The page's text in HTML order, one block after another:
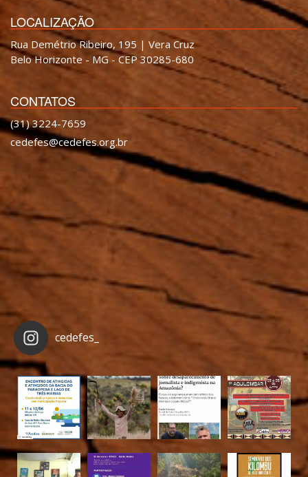
LOCALIZAÇÃO
Rua Demétrio Ribeiro, 195 | Vera Cruz
Belo Horizonte - MG - CEP 30285-680
CONTATOS
(31) 3224-7659
cedefes@cedefes.org.br
cedefes_